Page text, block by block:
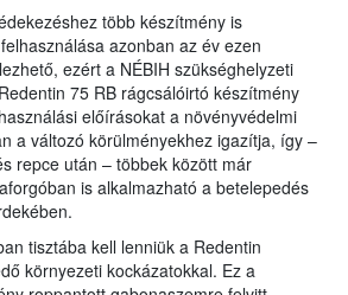
több készítmény is
azonban az év ezen
ezért a NÉBIH szükséghelyzeti
75 RB rágcsálóirtó készítmény
előírásokat a növényvédelmi
a változó körülményekhez igazítja, így –
repce után – többek között már
is alkalmazható a betelepedés
tisztába kell lenniük a Redentin
környezeti kockázatokkal. Ez a